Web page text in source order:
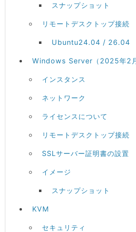
スナップショット
リモートデスクトップ接続
Ubuntu24.04 / 26.04
Windows Server（2025年2月
インスタンス
ネットワーク
ライセンスについて
リモートデスクトップ接続
SSLサーバー証明書の設置
イメージ
スナップショット
KVM
セキュリティ